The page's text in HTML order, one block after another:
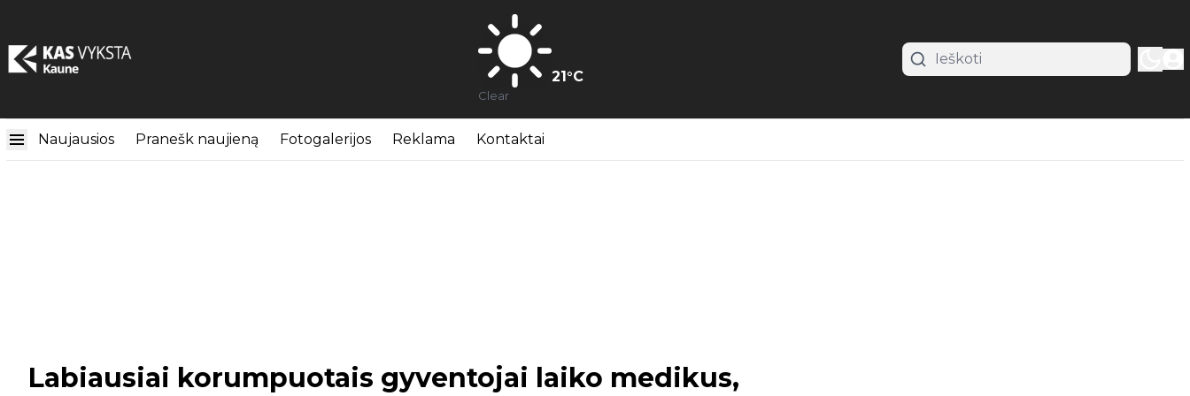
21°C
Clear
Naujausios Pranešk naujieną Fotogalerijos Reklama Kontaktai
Labiausiai korumpuotais gyventojai laiko medikus,